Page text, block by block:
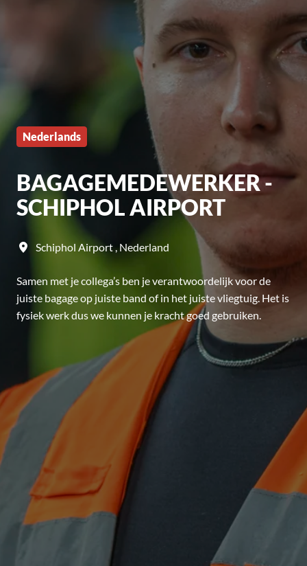
Nederlands
BAGAGEMEDEWERKER -
SCHIPHOL AIRPORT
Schiphol Airport, Nederland
Samen met je collega’s ben je verantwoordelijk voor de
juiste bagage op juiste band of in het juiste vliegtuig. Het is
fysiek werk dus we kunnen je kracht goed gebruiken.